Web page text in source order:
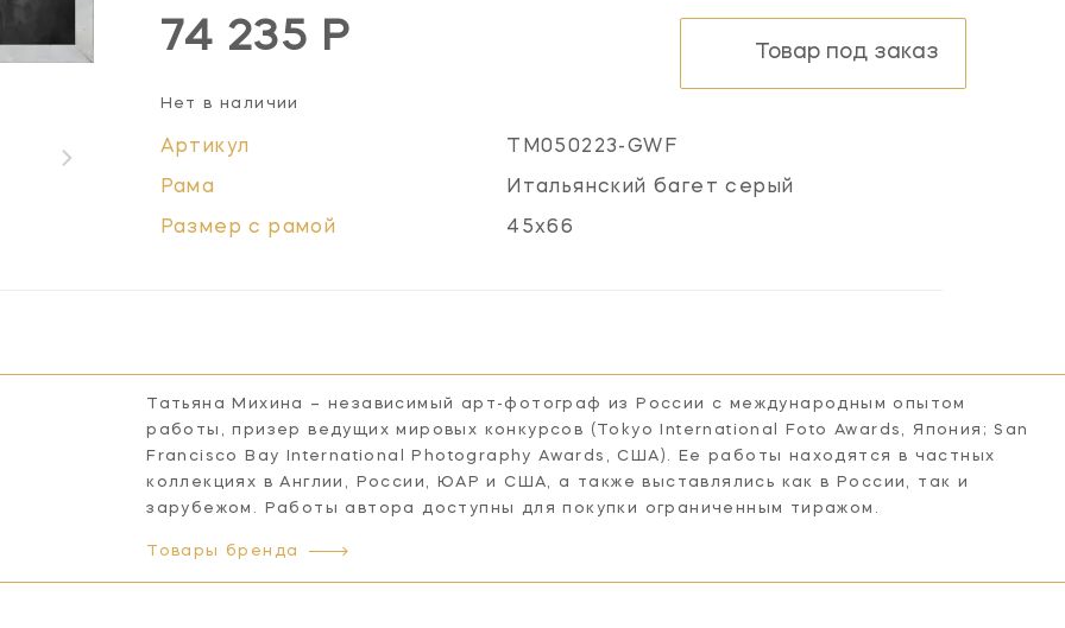
74 235 Р
Нет в наличии
Товар под заказ
Артикул TM050223-GWF
Рама Итальянский багет серый
Размер с рамой 45х66
Татьяна Михина – независимый арт-фотограф из России с международным опытом
работы, призер ведущих мировых конкурсов (Tokyo International Foto Awards, Япония; San
Francisco Bay International Photography Awards, США). Ее работы находятся в частных
коллекциях в Англии, России, ЮАР и США, а также выставлялись как в России, так и
зарубежом. Работы автора доступны для покупки ограниченным тиражом.
Товары бренда